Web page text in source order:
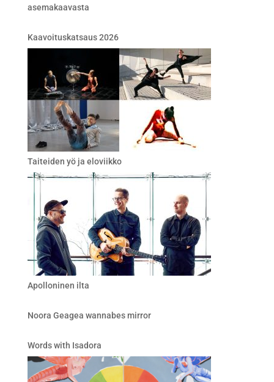
asemakaavasta
Kaavoituskatsaus 2026
Taiteiden yö ja eloviikko
Apolloninen ilta
Noora Geagea wannabes mirror
Words with Isadora